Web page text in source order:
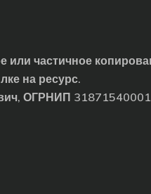
частичное
на ресурс.
ОГРНИП